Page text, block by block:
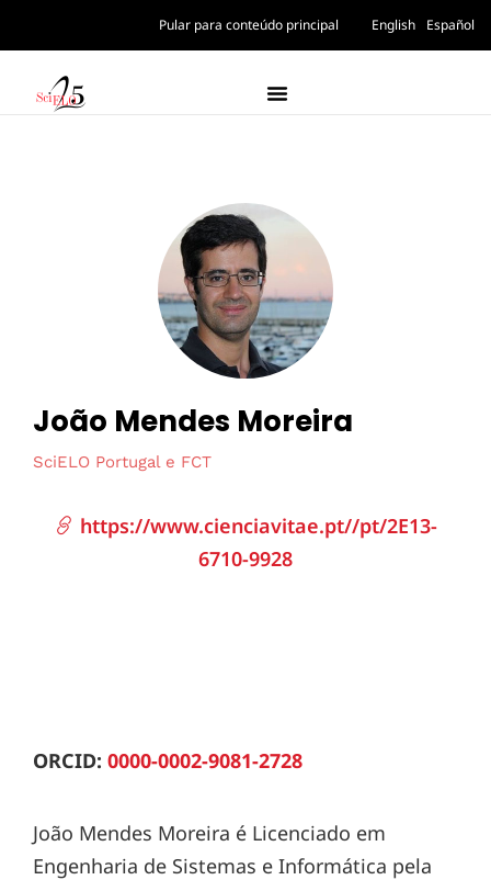
Pular para conteúdo principal English Español
João Mendes Moreira
SciELO Portugal e FCT
https://www.cienciavitae.pt//pt/2E13-
6710-9928
ORCID: 0000-0002-9081-2728
João Mendes Moreira é Licenciado em
Engenharia de Sistemas e Informática pela